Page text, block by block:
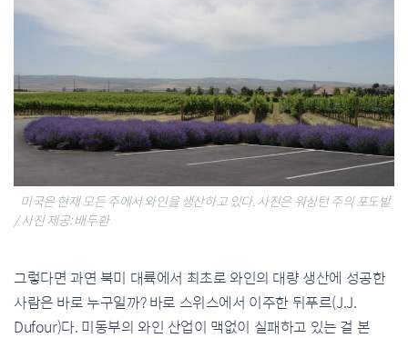
미국은 현재 모든 주에서 와인을 생산하고 있다. 사진은 워싱턴 주의 포도밭
/ 사진 제공: 배두환
그렇다면 과연 북미 대륙에서 최초로 와인의 대량 생산에 성공한
사람은 바로 누구일까? 바로 스위스에서 이주한 뒤푸르(J.J.
Dufour)다. 미동부의 와인 산업이 맥없이 실패하고 있는 걸 본